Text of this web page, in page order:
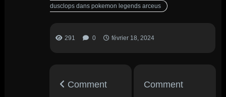
dusclops dans pokemon legends arceus
291 0 février 18, 2024
Comment
Comment